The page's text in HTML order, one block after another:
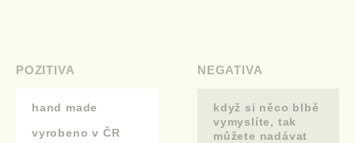
POZITIVA
hand made
vyrobeno v ČR
NEGATIVA
když si něco blbě
vymyslíte, tak
můžete nadávat